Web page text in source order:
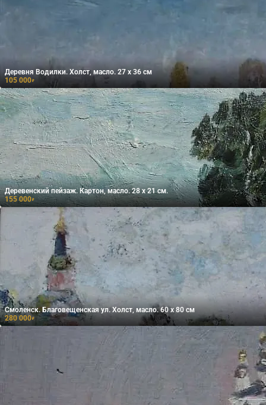
Деревня Водилки. Холст, масло. 27 х 36 см
105 000₽
Деревенский пейзаж. Картон, масло. 28 х 21 см.
155 000₽
Смоленск. Благовещенская ул. Холст, масло. 60 х 80 см
280 000₽